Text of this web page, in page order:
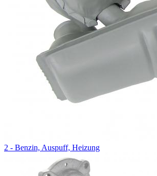
2 - Benzin, Auspuff, Heizung